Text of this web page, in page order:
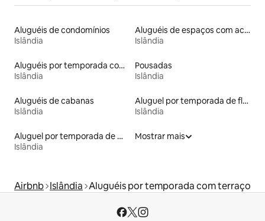
Aluguéis de condomínios
Islândia
Aluguéis de espaços com acesso direto a pistas de esqui
Islândia
Aluguéis por temporada com acesso à praia
Islândia
Pousadas
Islândia
Aluguéis de cabanas
Islândia
Aluguel por temporada de flats
Islândia
Aluguel por temporada de microcasas
Islândia
Mostrar mais
Airbnb Islândia Aluguéis por temporada com terraço